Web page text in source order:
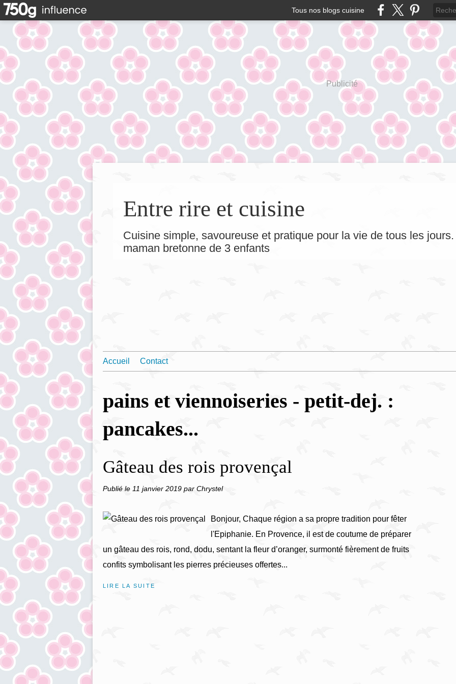
Tous nos blogs cuisine
Publicité
Entre rire et cuisine
Cuisine simple, savoureuse et pratique pour la vie de tous les
maman bretonne de 3 enfants
Accueil Contact
pains et viennoiseries - petit-dej. :
pancakes...
Gâteau des rois provençal
Publié le 11 janvier 2019 par Chrystel
Bonjour, Chaque région a sa propre tradition pour fêter
l'Epiphanie. En Provence, il est de coutume de préparer
un gâteau des rois, rond, dodu, sentant la fleur d’oranger, surmonté fièrement de fruits
confits symbolisant les pierres précieuses offertes...
LIRE LA SUITE